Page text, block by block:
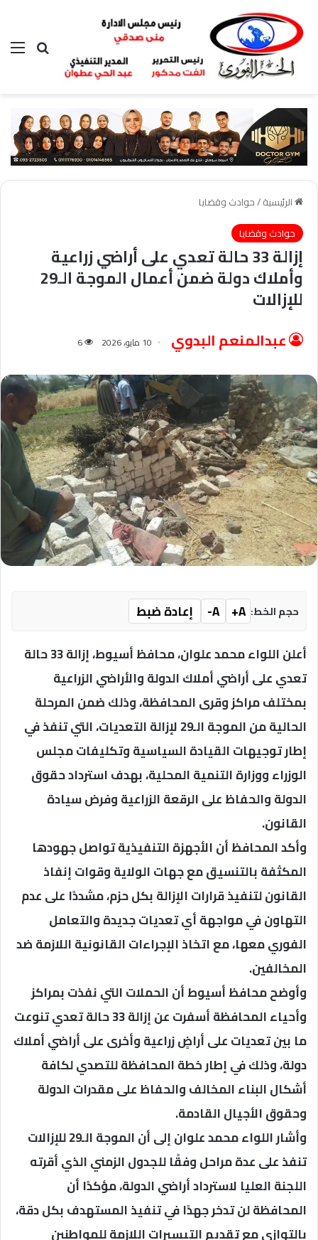
بحث عن
الرئيسية/حوادث وقضايا
حوادث وقضايا
إزالة 33 حالة تعدي على أراضي زراعية
وأملاك دولة ضمن أعمال الموجة الـ29
للإزالات
عبدالمنعم البدوي 10 مايو، 2026 6
حجم الخط: A+
A-
إعادة ضبط
أعلن اللواء محمد علوان، محافظ أسيوط، إزالة 33 حالة
تعدي على أراضي أملاك الدولة والأراضي الزراعية
بمختلف مراكز وقرى المحافظة، وذلك ضمن المرحلة
الحالية من الموجة الـ29 لإزالة التعديات، التي تنفذ في
إطار توجيهات القيادة السياسية وتكليفات مجلس
الوزراء ووزارة التنمية المحلية، بهدف استرداد حقوق
الدولة والحفاظ على الرقعة الزراعية وفرض سيادة
القانون.
وأكد المحافظ أن الأجهزة التنفيذية تواصل جهودها
المكثفة بالتنسيق مع جهات الولاية وقوات إنفاذ
القانون لتنفيذ قرارات الإزالة بكل حزم، مشددًا على عدم
التهاون في مواجهة أي تعديات جديدة والتعامل
الفوري معها، مع اتخاذ الإجراءات القانونية اللازمة ضد
المخالفين.
وأوضح محافظ أسيوط أن الحملات التي نفذت بمراكز
وأحياء المحافظة أسفرت عن إزالة 33 حالة تعدي تنوعت
ما بين تعديات على أراضٍ زراعية وأخرى على أراضي أملاك
دولة، وذلك في إطار خطة المحافظة للتصدي لكافة
أشكال البناء المخالف والحفاظ على مقدرات الدولة
وحقوق الأجيال القادمة.
وأشار اللواء محمد علوان إلى أن الموجة الـ29 للإزالات
تنفذ على عدة مراحل وفقًا للجدول الزمني الذي أقرته
اللجنة العليا لاسترداد أراضي الدولة، مؤكدًا أن
المحافظة لن تدخر جهدًا في تنفيذ المستهدف بكل دقة،
بالتوازي مع تقديم التيسيرات اللازمة للمواطنين